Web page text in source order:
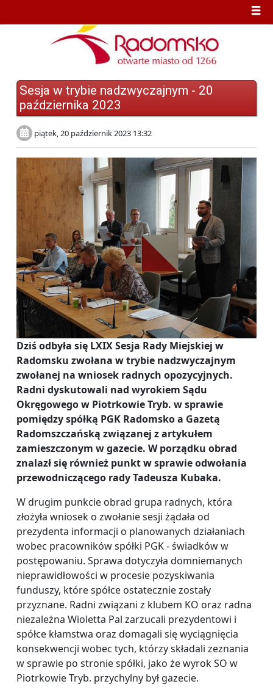
Sesja w trybie nadzwyczajnym - 20
października 2023
piątek, 20 październik 2023 13:32
Dziś odbyła się LXIX Sesja Rady Miejskiej w
Radomsku zwołana w trybie nadzwyczajnym
zwołanej na wniosek radnych opozycyjnych.
Radni dyskutowali nad wyrokiem Sądu
Okręgowego w Piotrkowie Tryb. w sprawie
pomiędzy spółką PGK Radomsko a Gazetą
Radomszczańską związanej z artykułem
zamieszczonym w gazecie. W porządku obrad
znalazł się również punkt w sprawie odwołania
przewodniczącego rady Tadeusza Kubaka.
W drugim punkcie obrad grupa radnych, która
złożyła wniosek o zwołanie sesji żądała od
prezydenta informacji o planowanych działaniach
wobec pracowników spółki PGK - świadków w
postępowaniu. Sprawa dotyczyła domniemanych
nieprawidłowości w procesie pozyskiwania
funduszy, które spółce ostatecznie zostały
przyznane. Radni związani z klubem KO oraz radna
niezależna Wioletta Pal zarzucali prezydentowi i
spółce kłamstwa oraz domagali się wyciągnięcia
konsekwencji wobec tych, którzy składali zeznania
w sprawie po stronie spółki, jako że wyrok SO w
Piotrkowie Tryb. przychylny był gazecie.